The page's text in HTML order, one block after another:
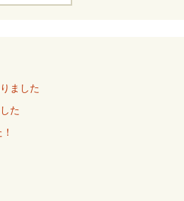
ました
た